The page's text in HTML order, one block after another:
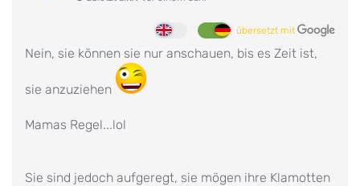
übersetzt mit
Nein, sie können sie nur anschauen, bis es Zeit ist,
sie anzuziehen
Mamas Regel...lol
Sie sind jedoch aufgeregt, sie mögen ihre Klamotten